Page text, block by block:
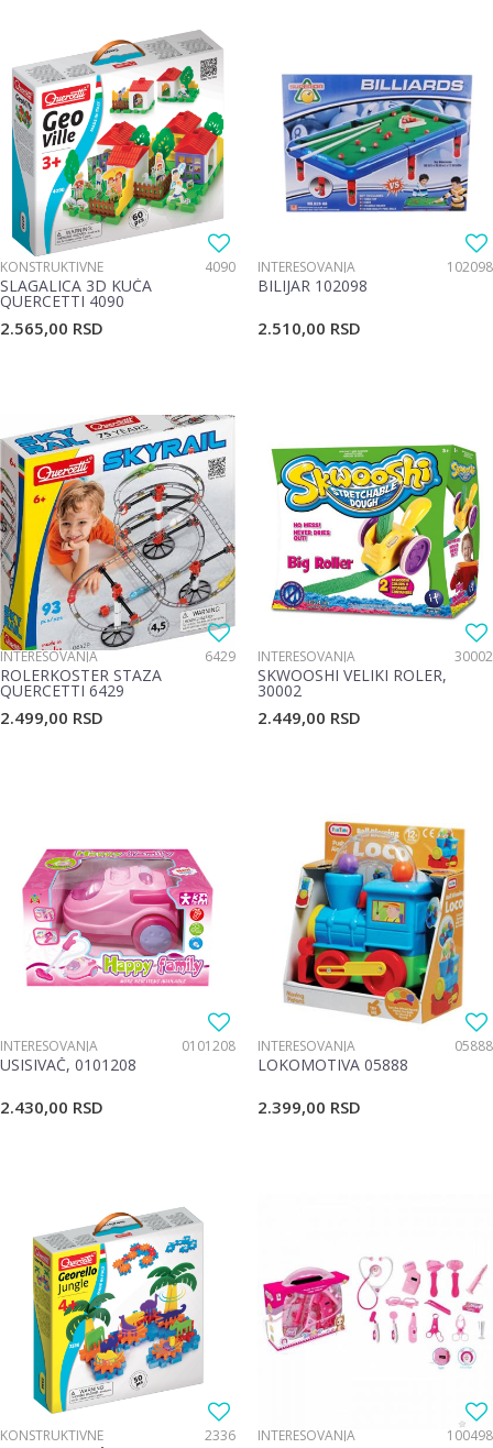
KONSTRUKTIVNE 4090
SLAGALICA 3D KUĆA
QUERCETTI 4090
2.565,00 RSD
INTERESOVANJA 102098
BILIJAR 102098
2.510,00 RSD
INTERESOVANJA 6429
ROLERKOSTER STAZA
QUERCETTI 6429
2.499,00 RSD
INTERESOVANJA 30002
SKWOOSHI VELIKI ROLER,
30002
2.449,00 RSD
INTERESOVANJA 0101208
USISIVAČ, 0101208
2.430,00 RSD
INTERESOVANJA 05888
LOKOMOTIVA 05888
2.399,00 RSD
KONSTRUKTIVNE 2336 INTERESOVANJA 100498